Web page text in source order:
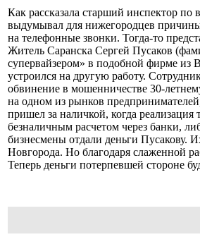
Как рассказала старший инспектор
выдумывал для нижегородцев причины
на телефонные звонки. Тогда-то
Житель Саранска Сергей Пусаков
супервайзером» в подобной фирме из
устроился на другую работу.
обвинение в мошенничестве 30-
на одном из рынков
пришел за наличкой, когда
безналичным расчетом через банки,
бизнесмены отдали деньги Пусакову.
Новгорода. Но благодаря слаженной
Теперь деньги потерпевшей стороне